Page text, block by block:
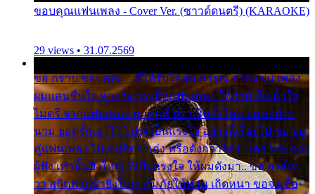
ขอบคุณแฟนเพลง - Cover Ver. (ซาวด์ดนตรี) (KARAOKE)
29 views • 31.07.2569
ขอ กราบ ขอบคุณ.... ที่ได้รับไออุ่น การุณ จากแฟน เพลง
ผมแสนชื่นใจ หายวังเวง เมื่อแฟนเพลง ให้กำลังใจ น้ำใจ
ไมตรี จากแฟนเพลง ทุกทุกที่ ปราณีหลั่งไหล ผมขอฝาก
นาม ยอดรักเอาไว้ โปรดเป็นแรงใจ อย่างนี้เรื่อยไป ขอ อยู่
คู่แฟนเพลง ไม่เคยคิดว่าเก่ง หรือดังกว่าใคร..ใคร พระคุณ
ผู้ฟัง เท่านั้นยิ่งใหญ่ ที่เป็นแรงใจ ให้ผมดังมา.. ขอ องค์เท
วา สถิตฟากฟ้ายิ่งใหญ่ คุ้มภัยให้ท่าน เถิดหนา ขอจงเชื่อ